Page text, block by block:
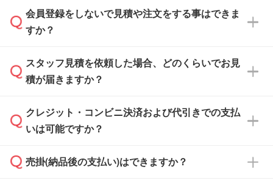
会員登録をしないで見積や注文をする事はできま
すか？
可能です。見積・注文フォームにて『ゲストの
まま進む』ボタンからお進みのうえ、ご依頼く
スタッフ見積を依頼した場合、どのくらいでお見
積が届きますか？
通常、翌営業日までにお送りしております。混
雑状況によっては、お時間をいただくこともご
依頼いただいた場合は、翌営業日以降のご連絡
クレジット・コンビニ決済および代引きでの支払
いは可能ですか？
銀行振込のみのご対応となります。
売掛(納品後の支払い)はできますか？